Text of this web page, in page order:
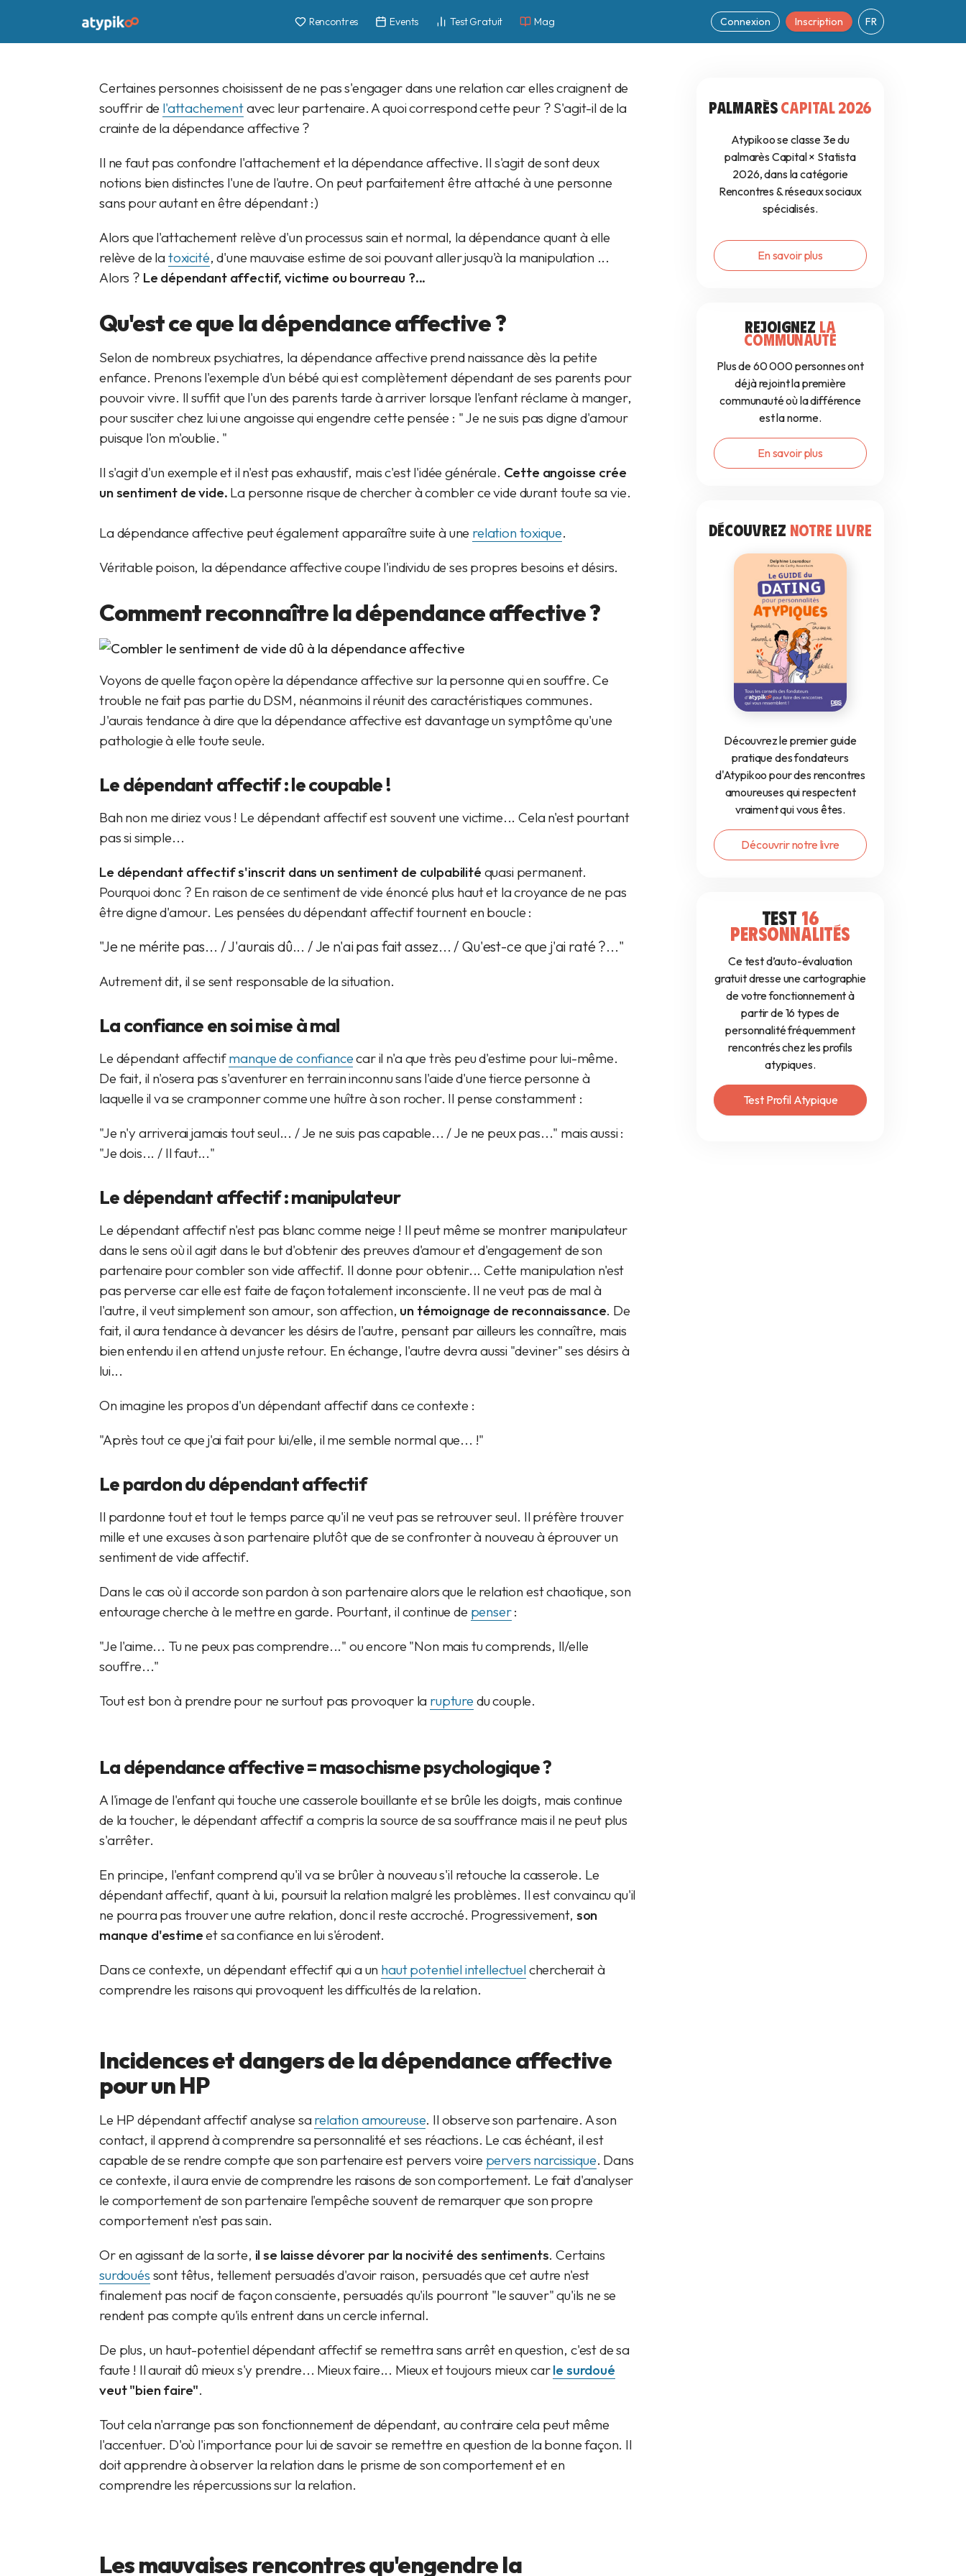
Connexion Inscription FR
Rencontres Events Test Gratuit Mag
23
stephanie
Certaines personnes choisissent de ne pas s'engager dans une relation car elles craignent de
souffrir de l'attachementavec leur partenaire. A quoi correspond cette peur ? S'agit-il de la
crainte de la dépendance affective ?
Il ne faut pas confondre l'attachement et la dépendance affective. Il s'agit de sont deux
notions bien distinctes l'une de l'autre. On peut parfaitement être attaché à une personne
sans pour autant en être dépendant :)
Alors que l'attachement relève d'un processus sain et normal, la dépendance quant à elle
relève de la toxicité, d'une mauvaise estime de soi pouvant aller jusqu'à la manipulation ...
Alors ? Le dépendant affectif, victime ou bourreau ?...
Qu'est ce que la dépendance affective ?
Selon de nombreux psychiatres, la dépendance affective prend naissance dès la petite
enfance. Prenons l'exemple d'un bébé qui est complètement dépendant de ses parents pour
pouvoir vivre. Il suffit que l'un des parents tarde à arriver lorsque l'enfant réclame à manger,
pour susciter chez lui une angoisse qui engendre cette pensée : " Je ne suis pas digne d'amour
puisque l'on m'oublie. "
Il s'agit d'un exemple et il n'est pas exhaustif, mais c'est l'idée générale. Cette angoisse crée
un sentiment de vide. La personne risque de chercher à combler ce vide durant toute sa vie.
La dépendance affective peut également apparaître suite à une relation toxique.
Véritable poison, la dépendance affective coupe l'individu de ses propres besoins et désirs.
Comment reconnaître la dépendance affective ?
Voyons de quelle façon opère la dépendance affective sur la personne qui en souffre. Ce
trouble ne fait pas partie du DSM, néanmoins il réunit des caractéristiques communes.
J'aurais tendance à dire que la dépendance affective est davantage un symptôme qu'une
pathologie à elle toute seule.
Le dépendant affectif : le coupable !
Bah non me diriez vous ! Le dépendant affectif est souvent une victime... Cela n'est pourtant
pas si simple...
Le dépendant affectif s'inscrit dans un sentiment de culpabilité quasi permanent.
Pourquoi donc ? En raison de ce sentiment de vide énoncé plus haut et la croyance de ne pas
être digne d'amour. Les pensées dudépendant affectif tournent en boucle :
"Je ne mérite pas... / J'aurais dû... / Je n'ai pas fait assez... / Qu'est-ce que j'ai raté ?..."
Autrement dit, il se sent responsable de la situation.
La confiance en soi mise à mal
Le dépendant affectifmanque de confiancecar il n'a que très peu d'estime pour lui-même.
De fait, il n'osera pas s'aventurer en terrain inconnu sans l'aide d'une tierce personne à
laquelle il va se cramponner comme une huître à son rocher. Il pense constamment :
"Je n'y arriverai jamais tout seul... / Je ne suis pas capable... / Je ne peux pas..." mais aussi :
"Je dois... / Il faut..."
Le dépendant affectif : manipulateur
Le dépendant affectif n'est pas blanc comme neige ! Il peut même se montrer manipulateur
dans le sens où il agit dans le but d'obtenir des preuves d'amour et d'engagement de son
partenaire pour combler son vide affectif. Il donne pour obtenir... Cette manipulation n'est
pas perverse car elle est faite de façon totalement inconsciente. Il ne veut pas de mal à
l'autre, il veut simplement son amour, son affection, un témoignage de reconnaissance. De
fait, il aura tendance à devancer les désirs de l'autre, pensant par ailleurs les connaître, mais
bien entendu il en attend un juste retour. En échange, l'autre devra aussi "deviner" ses désirs à
lui...
On imagine les propos d'un dépendant affectif dans ce contexte :
"Après tout ce que j'ai fait pour lui/elle, il me semble normal que... !"
Le pardon du dépendant affectif
Il pardonne tout et tout le temps parce qu'il ne veut pas se retrouver seul. Il préfère trouver
mille et une excuses à son partenaire plutôt que de se confronter à nouveau à éprouver un
sentiment de vide affectif.
Dans le cas où il accorde son pardon à son partenaire alors que le relation est chaotique, son
entourage cherche à le mettre en garde. Pourtant, il continue de penser:
"Je l'aime... Tu ne peux pas comprendre..." ou encore "Non mais tu comprends, Il/elle
souffre..."
Tout est bon à prendre pour ne surtout pas provoquer la rupture du couple.
La dépendance affective = masochisme psychologique ?
A l'image de l'enfant qui touche une casserole bouillante et se brûle les doigts, mais continue
de la toucher, le dépendant affectif a compris la source de sa souffrance mais il ne peut plus
s'arrêter.
En principe, l'enfant comprend qu'il va se brûler à nouveau s'il retouche la casserole. Le
dépendant affectif, quant à lui, poursuit la relation malgré les problèmes. Il est convaincu qu'il
ne pourra pas trouver une autre relation, donc il reste accroché. Progressivement, son
manque d'estimeet sa confiance en lui s'érodent.
Dans ce contexte, un dépendant effectif qui a un haut potentiel intellectuel chercherait à
comprendre les raisons qui provoquent les difficultés de la relation.
Incidences et dangers de la dépendance affective
pour un HP
Le HP dépendant affectif analyse sa relation amoureuse. Il observe son partenaire. A son
contact, il apprend à comprendre sa personnalité et ses réactions. Le cas échéant, il est
capable de se rendre compte que son partenaire est pervers voire pervers narcissique. Dans
ce contexte, il aura envie de comprendre les raisons de son comportement. Le fait d'analyser
le comportement de son partenaire l'empêche souvent de remarquer que son propre
comportement n'est pas sain.
Or en agissant de la sorte, il se laisse dévorer par la nocivité des sentiments. Certains
surdoués sont têtus, tellement persuadés d'avoir raison, persuadés que cet autre n'est
finalement pas nocif de façon consciente, persuadés qu'ils pourront "le sauver" qu'ils ne se
rendent pas compte qu'ils entrent dans un cercle infernal.
De plus, un haut-potentiel dépendant affectif se remettra sans arrêt en question, c'est de sa
faute ! Il aurait dû mieux s'y prendre... Mieux faire... Mieux et toujours mieux carle surdoué
veut "bien faire".
Tout cela n'arrange pas son fonctionnement de dépendant, au contraire cela peut même
l'accentuer. D'où l'importance pour lui de savoir se remettre en question de la bonne façon. Il
doit apprendre à observer la relation dans le prisme de son comportement et en
comprendre les répercussions sur la relation.
Les mauvaises rencontres qu'engendre la
PALMARÈSCAPITAL 2026
Atypikoo se classe 3e du
palmarès Capital × Statista
2026, dans la catégorie
Rencontres & réseaux sociaux
spécialisés.
En savoir plus
REJOIGNEZ LA
COMMUNAUTÉ
Plus de 60 000 personnes ont
déjà rejoint la première
communauté où la différence
est la norme.
En savoir plus
DÉCOUVREZ NOTRE LIVRE
Découvrez le premier guide
pratique des fondateurs
d'Atypikoo pour des rencontres
amoureuses qui respectent
vraiment qui vous êtes.
Découvrir notre livre
TEST 16
PERSONNALITÉS
Ce test d’auto-évaluation
gratuit dresse une cartographie
de votre fonctionnement à
partir de 16 types de
personnalité fréquemment
rencontrés chez les profils
atypiques.
Test Profil Atypique